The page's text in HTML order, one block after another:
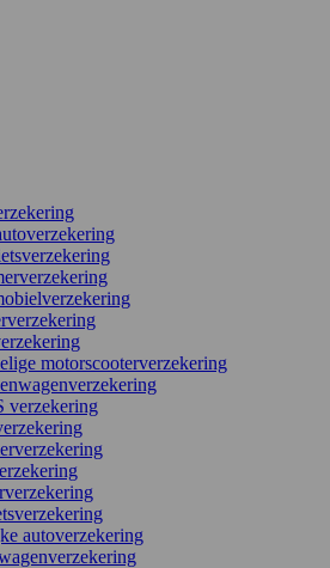
motorscooterverzekering
verzekering
autoverzekering